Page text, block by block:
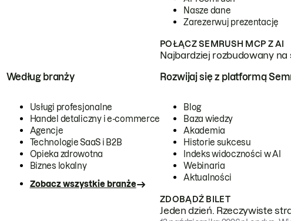
Nasze dane
Zarezerwuj prezentację
POŁĄCZ SEMRUSH MCP Z AI
Najbardziej rozbudowany
Według branży
Usługi profesjonalne
Handel detaliczny i e-commerce
Agencje
Technologie SaaS i B2B
Opieka zdrowotna
Biznes lokalny
Zobacz wszystkie branże
Rozwijaj się z platformą
Blog
Baza wiedzy
Akademia
Historie sukcesu
Indeks widoczności w AI
Webinaria
Aktualności
ZDOBĄDŹ BILET
Jeden dzień. Rzeczywiste